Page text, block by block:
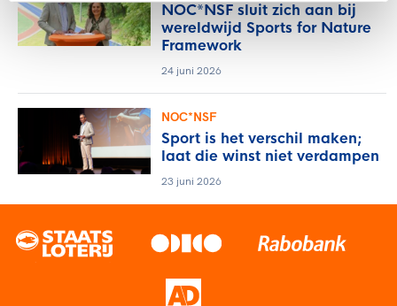
NOC*NSF sluit zich aan bij
wereldwijd Sports for Nature
Framework
24 juni 2026
NOC*NSF
Sport is het verschil maken;
laat die winst niet verdampen
23 juni 2026